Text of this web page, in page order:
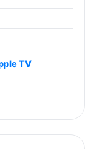
(33-45-78
et port USB
S26 Ultra
S26+ Violet
TV